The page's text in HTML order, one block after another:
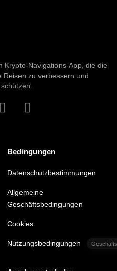
Krypto-Navigations-App, die die
Reisen zu verbessern und
Bedingungen
Datenschutzbestimmungen
Allgemeine
Geschäftsbedingungen
Cookies
Nutzungsbedingungen